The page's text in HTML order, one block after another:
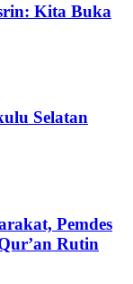
Kita Buka
Selatan
Pemdes
Rutin